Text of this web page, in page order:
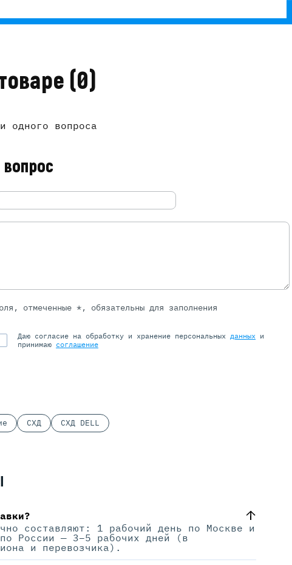
(0)
одного вопроса
отмеченные *, обязательны для заполнения
Даю согласие на обработку и хранение персональных данных и
принимаю соглашение
СХД СХД DELL
составляют: 1 рабочий день по Москве и
России — 3–5 рабочих дней (в
и перевозчика).